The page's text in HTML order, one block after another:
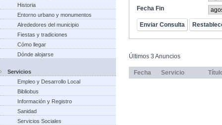
Historia
Entorno urbano y monumentos
Alrededores del municipio
Fiestas y tradiciones
Cómo llegar
Dónde alojarse
Servicios
Empleo y Desarrollo Local
Bibliobus
Información y Registro
Sanidad
Servicios Sociales
Fecha Fin
Últimos 3 Anuncios
Fecha Servicio